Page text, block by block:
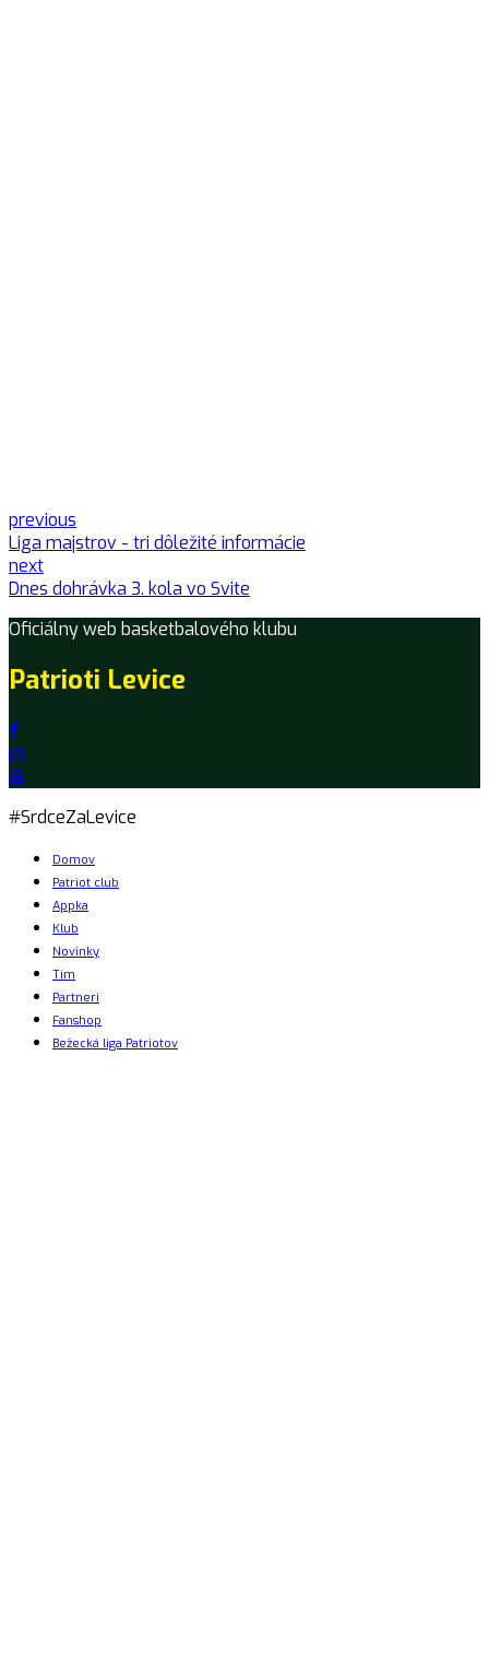
previous
Liga majstrov - tri dôležité informácie
next
Dnes dohrávka 3. kola vo Svite
Oficiálny web basketbalového klubu
Patrioti Levice
#SrdceZaLevice
Domov
Patriot club
Appka
Klub
Novinky
Tím
Partneri
Fanshop
Bežecká liga Patriotov